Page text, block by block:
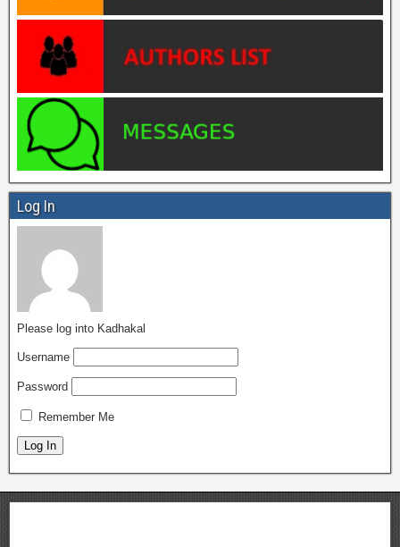
Log In
Please log into Kadhakal
Username
Password
Remember Me